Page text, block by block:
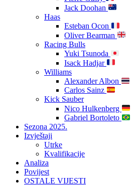
Jack Doohan
Haas
Esteban Ocon
Oliver Bearman
Racing Bulls
Yuki Tsunoda
Isack Hadjar
Williams
Alexander Albon
Carlos Sainz
Kick Sauber
Nico Hulkenberg
Gabriel Bortoleto
Sezona 2025.
Izvještaji
Utrke
Kvalifikacije
Analiza
Povijest
OSTALE VIJESTI